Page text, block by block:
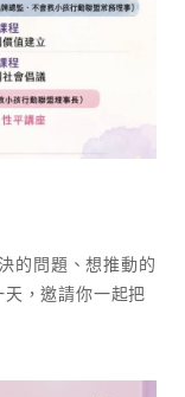
的問題、想推動的
，邀請你一起把